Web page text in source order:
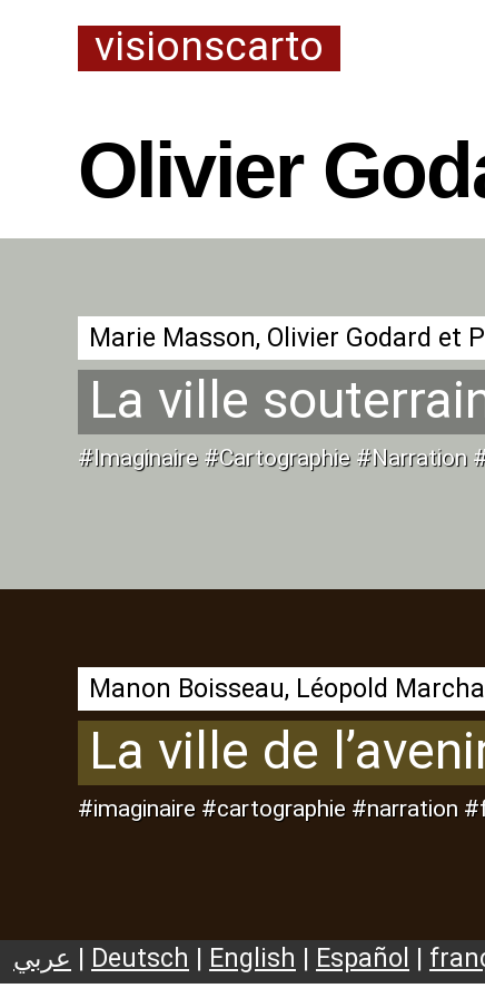
visionscarto
Olivier
La ville
#Imaginaire #Cartographie #Narration
La ville de
#imaginaire #cartographie #narration
عربي | Deutsch | English | Español |